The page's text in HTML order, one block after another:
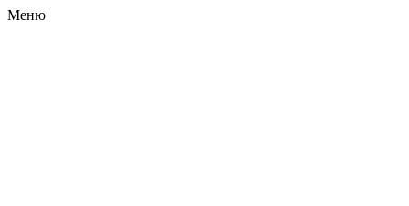
Меню